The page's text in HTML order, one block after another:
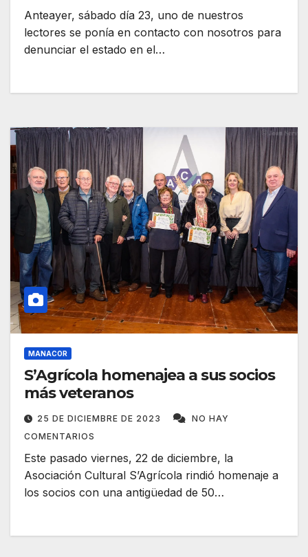
Anteayer, sábado día 23, uno de nuestros
lectores se ponía en contacto con nosotros para
denunciar el estado en el…
MANACOR
S’Agrícola homenajea a sus socios
más veteranos
25 DE DICIEMBRE DE 2023
NO HAY
COMENTARIOS
Este pasado viernes, 22 de diciembre, ​​la
Asociación Cultural S’Agrícola rindió homenaje a
los socios con una antigüedad de 50…